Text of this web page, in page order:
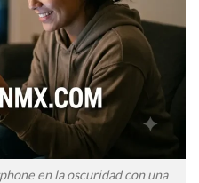
en la oscuridad con una